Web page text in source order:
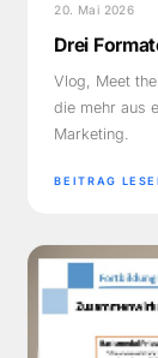
20. Mai 2026
Drei
Vlog, Meet
die mehr aus
Marketing.
BEITRAG